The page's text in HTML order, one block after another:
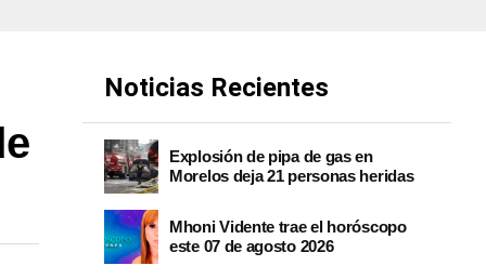
Noticias Recientes
Explosión de pipa de gas en
Morelos deja 21 personas heridas
Mhoni Vidente trae el horóscopo
este 07 de agosto 2026